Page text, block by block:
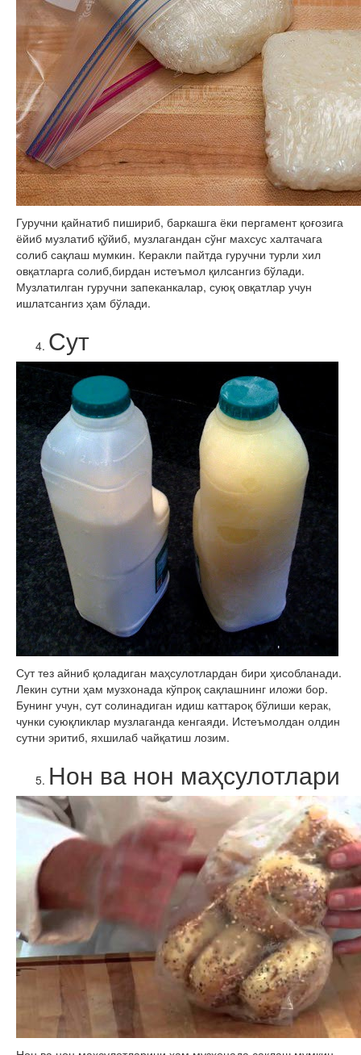
Гуручни қайнатиб пишириб, баркашга ёки пергамент қоғозига
ёйиб музлатиб қўйиб, музлагандан сўнг махсус халтачага
солиб сақлаш мумкин. Керакли пайтда гуручни турли хил
овқатларга солиб,бирдан истеъмол қилсангиз бўлади.
Музлатилган гуручни запеканкалар, суюқ овқатлар учун
ишлатсангиз ҳам бўлади.
Сут
Сут тез айниб қоладиган маҳсулотлардан бири ҳисобланади.
Лекин сутни ҳам музхонада кўпроқ сақлашнинг иложи бор.
Бунинг учун, сут солинадиган идиш каттароқ бўлиши керак,
чунки суюқликлар музлаганда кенгаяди. Истеъмолдан олдин
сутни эритиб, яхшилаб чайқатиш лозим.
Нон ва нон маҳсулотлари